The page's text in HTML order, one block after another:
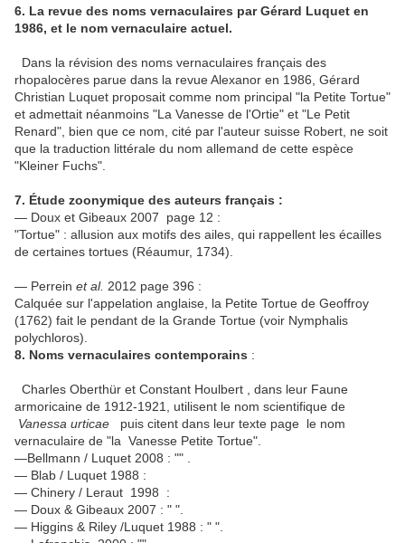
6. La revue des noms vernaculaires par Gérard Luquet en
1986, et le nom vernaculaire actuel.
Dans la révision des noms vernaculaires français des
rhopalocères parue dans la revue Alexanor en 1986, Gérard
Christian Luquet proposait comme nom principal "la Petite Tortue"
et admettait néanmoins "La Vanesse de l'Ortie" et "Le Petit
Renard", bien que ce nom, cité par l'auteur suisse Robert, ne soit
que la traduction littérale du nom allemand de cette espèce
"Kleiner Fuchs".
7. Étude zoonymique des auteurs français :
— Doux et Gibeaux 2007 page 12 :
"Tortue" : allusion aux motifs des ailes, qui rappellent les écailles
de certaines tortues (Réaumur, 1734).
— Perrein et al. 2012 page 396 :
Calquée sur l'appelation anglaise, la Petite Tortue de Geoffroy
(1762) fait le pendant de la Grande Tortue (voir Nymphalis
polychloros).
8. Noms vernaculaires contemporains :
Charles Oberthür et Constant Houlbert , dans leur Faune
armoricaine de 1912-1921, utilisent le nom scientifique de
Vanessa urticae puis citent dans leur texte page le nom
vernaculaire de "la Vanesse Petite Tortue".
—Bellmann / Luquet 2008 : "" .
— Blab / Luquet 1988 :
— Chinery / Leraut 1998 :
— Doux & Gibeaux 2007 : " ".
— Higgins & Riley /Luquet 1988 : " ".